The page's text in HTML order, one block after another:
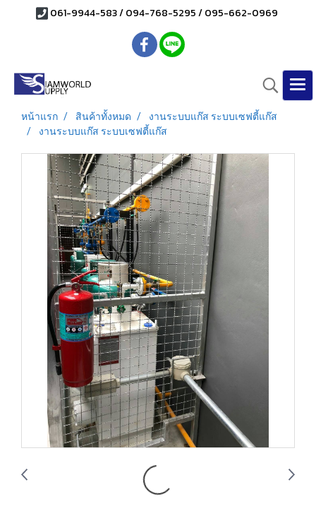
061-9944-583 / 094-768-5295 / 095-662-0969
หน้าแรก สินค้าทั้งหมด
งานระบบแก๊ส ระบบเซฟตี้แก๊ส
งานระบบแก๊ส ระบบเซฟตี้แก๊ส